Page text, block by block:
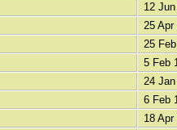
12
25 Apr
25
5 Feb
24
6 Feb
18 Apr